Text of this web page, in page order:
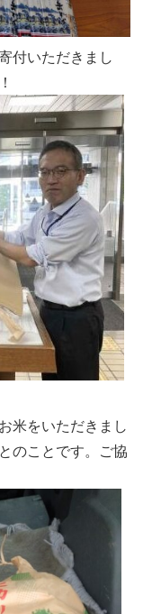
付いただきまし
米をいただきまし
のことです。ご協